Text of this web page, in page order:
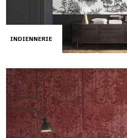
INDIENNERIE